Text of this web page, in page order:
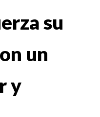
su
un
y